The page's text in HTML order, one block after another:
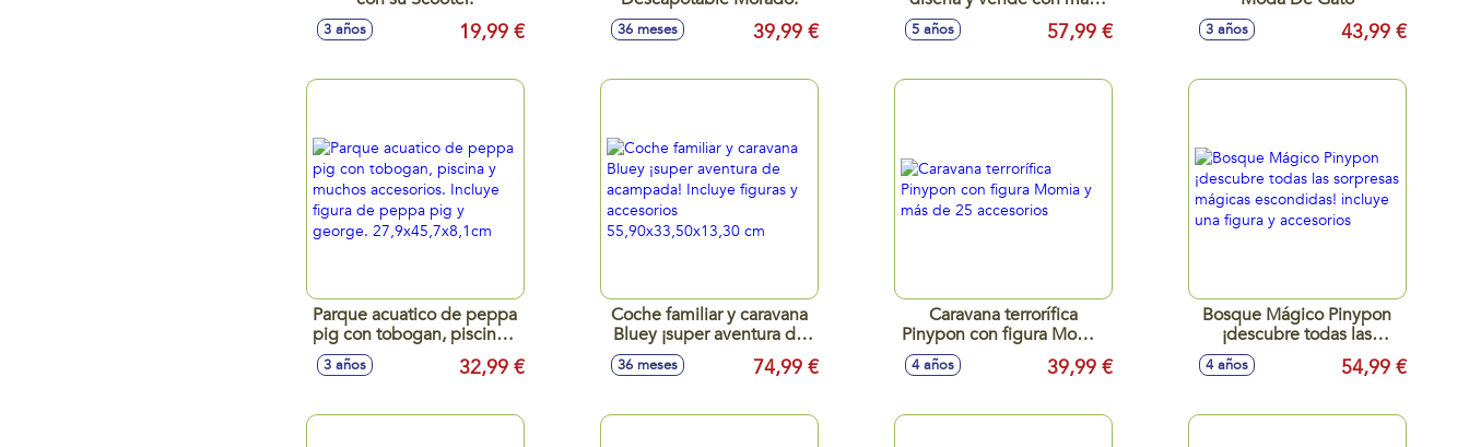
3 años 19,99 € 36 meses 39,99 €
de 20 accesorios
5 años 57,99 € 3 años 43,99 €
Parque acuatico de peppa
pig con tobogan, piscina y
muchos accesorios.
Incluye figura de peppa
27,9x45,7x8,1cm
3 años 32,99 €
Coche familiar y caravana
Bluey ¡super aventura de
acampada! Incluye figuras
y accesorios
36 meses 74,99 €
Caravana terrorífica
Pinypon con figura Momia
y más de 25 accesorios
4 años 39,99 €
Bosque Mágico Pinypon
¡descubre todas las
sorpresas mágicas
escondidas! incluye una
4 años 54,99 €